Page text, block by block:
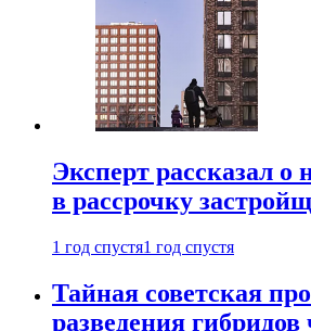
Эксперт рассказал о
в рассрочку
1 год спустя1 год спустя
Тайная советская
разведения гибридов